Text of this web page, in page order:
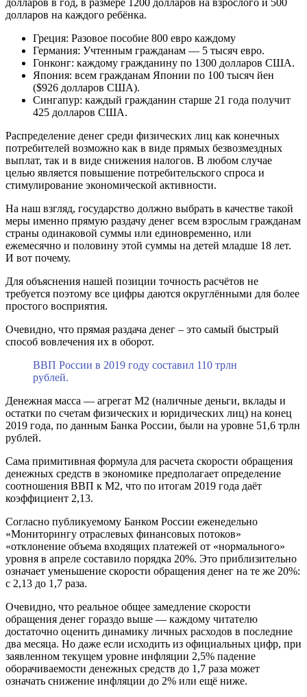
долларов на каждого ребёнка.
Греция: Разовое пособие 800 евро каждому
Германия: Учтенным гражданам — 5 тысяч евро.
Гонконг: каждому гражданину по 1300 долларов США.
Япония: всем гражданам Японии по 100 тысяч йен
($926 долларов США).
Сингапур: каждый гражданин старше 21 года получит
425 долларов США.
Распределение денег среди физических лиц как конечных
потребителей возможно как в виде прямых безвозмездных
выплат, так и в виде снижения налогов. В любом случае
целью является повышение потребительского спроса и
стимулирование экономической активности.
На наш взгляд, государство должно выбрать в качестве такой
меры именно прямую раздачу денег всем взрослым гражданам
страны одинаковой суммы или единовременно, или
ежемесячно и половину этой суммы на детей младше 18 лет.
И вот почему.
Для объяснения нашей позиции точность расчётов не
требуется поэтому все цифры даются округлёнными для более
простого восприятия.
Очевидно, что прямая раздача денег – это самый быстрый
способ вовлечения их в оборот.
ВВП России в 2019 году составил 110 трлн
рублей.
Денежная масса — агрегат М2 (наличные деньги, вклады и
остатки по счетам физических и юридических лиц) на конец
2019 года, по данным Банка России, были на уровне 51,6 трлн
рублей.
Сама примитивная формула для расчета скорости обращения
денежных средств в экономике предполагает определение
соотношения ВВП к М2, что по итогам 2019 года даёт
коэффициент 2,13.
Согласно публикуемому Банком России еженедельно
«Мониторингу отраслевых финансовых потоков»
«отклонение объема входящих платежей от «нормального»
уровня в апреле составило порядка 20%. Это приблизительно
означает уменьшение скорости обращения денег на те же 20%:
с 2,13 до 1,7 раза.
Очевидно, что реальное общее замедление скорости
обращения денег гораздо выше — каждому читателю
достаточно оценить динамику личных расходов в последние
два месяца. Но даже если исходить из официальных цифр, при
заявленном текущем уровне инфляции 2,5% падение
оборачиваемости денежных средств до 1,7 раза может
означать снижение инфляции до 2% или ещё ниже.